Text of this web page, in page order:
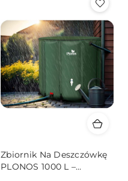
Zbiornik Na Deszczówkę
PLONOS 1000 L –